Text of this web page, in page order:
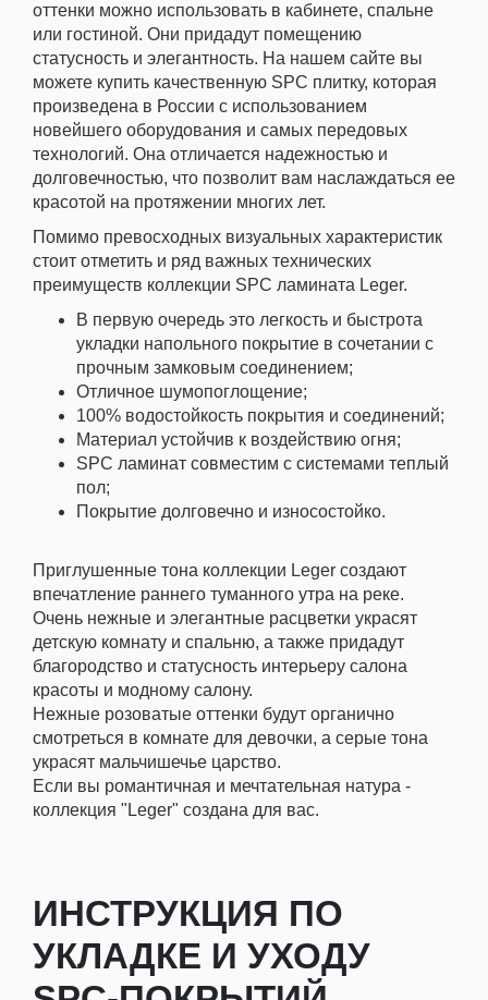
оттенки можно использовать в кабинете, спальне
или гостиной. Они придадут помещению
статусность и элегантность. На нашем сайте вы
можете купить качественную SPC плитку, которая
произведена в России с использованием
новейшего оборудования и самых передовых
технологий. Она отличается надежностью и
долговечностью, что позволит вам наслаждаться ее
красотой на протяжении многих лет.
Помимо превосходных визуальных характеристик
стоит отметить и ряд важных технических
преимуществ коллекции SPC ламината Leger.
В первую очередь это легкость и быстрота
укладки напольного покрытие в сочетании с
прочным замковым соединением;
Отличное шумопоглощение;
100% водостойкость покрытия и соединений;
Материал устойчив к воздействию огня;
SPC ламинат совместим с системами теплый
пол;
Покрытие долговечно и износостойко.
Приглушенные тона коллекции Leger создают
впечатление раннего туманного утра на реке.
Очень нежные и элегантные расцветки украсят
детскую комнату и спальню, а также придадут
благородство и статусность интерьеру салона
красоты и модному салону.
Нежные розоватые оттенки будут органично
смотреться в комнате для девочки, а серые тона
украсят мальчишечье царство.
Если вы романтичная и мечтательная натура -
коллекция "Leger" создана для вас.
ИНСТРУКЦИЯ ПО
УКЛАДКЕ И УХОДУ